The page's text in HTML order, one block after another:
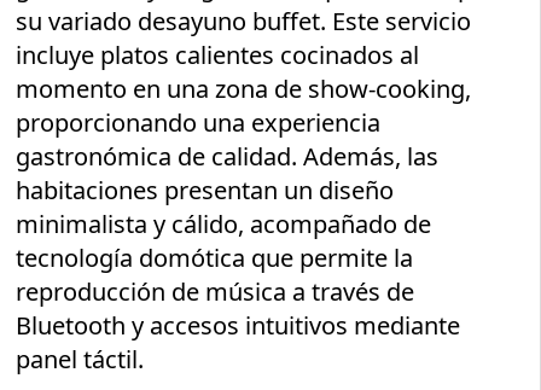
su variado desayuno buffet. Este servicio
incluye platos calientes cocinados al
momento en una zona de show-cooking,
proporcionando una experiencia
gastronómica de calidad. Además, las
habitaciones presentan un diseño
minimalista y cálido, acompañado de
tecnología domótica que permite la
reproducción de música a través de
Bluetooth y accesos intuitivos mediante
panel táctil.